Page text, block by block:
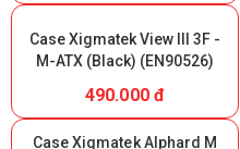
Case Xigmatek View III 3F -
M-ATX (Black) (EN90526)
490.000 đ
Case Xigmatek Alphard M